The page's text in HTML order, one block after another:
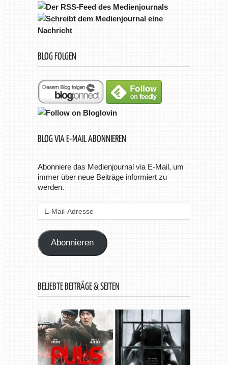
BLOG FOLGEN
BLOG VIA E-MAIL ABONNIEREN
Abonniere das Medienjournal via E-Mail, um
immer über neue Beiträge informiert zu
werden.
Abonnieren
BELIEBTE BEITRÄGE & SEITEN